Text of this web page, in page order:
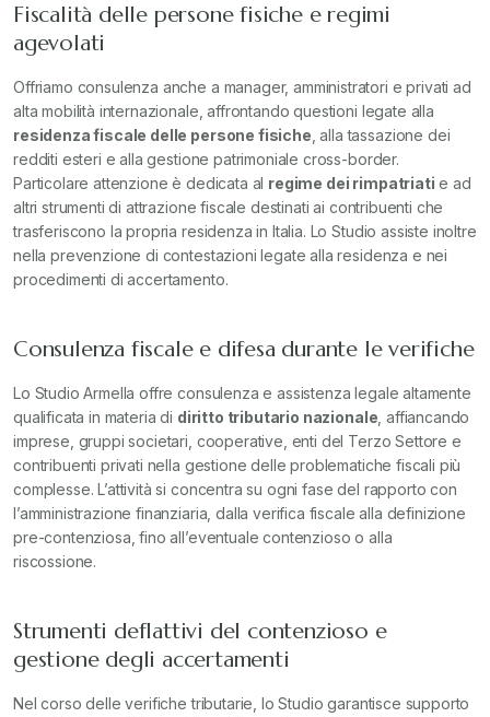
Fiscalità delle persone fisiche e regimi
agevolati
Offriamo consulenza anche a manager, amministratori e privati ad
alta mobilità internazionale, affrontando questioni legate alla
residenza fiscale delle persone fisiche , alla tassazione dei
redditi esteri e alla gestione patrimoniale cross-border.
Particolare attenzione è dedicata al regime dei rimpatriati e ad
altri strumenti di attrazione fiscale destinati ai contribuenti che
trasferiscono la propria residenza in Italia. Lo Studio assiste inoltre
nella prevenzione di contestazioni legate alla residenza e nei
procedimenti di accertamento.
Consulenza fiscale e difesa durante le verifiche
Lo Studio Armella offre consulenza e assistenza legale altamente
qualificata in materia di diritto tributario nazionale , affiancando
imprese, gruppi societari, cooperative, enti del Terzo Settore e
contribuenti privati nella gestione delle problematiche fiscali più
complesse. L’attività si concentra su ogni fase del rapporto con
l’amministrazione finanziaria, dalla verifica fiscale alla definizione
pre-contenziosa, fino all’eventuale contenzioso o alla
riscossione.
Strumenti deflattivi del contenzioso e
gestione degli accertamenti
Nel corso delle verifiche tributarie, lo Studio garantisce supporto